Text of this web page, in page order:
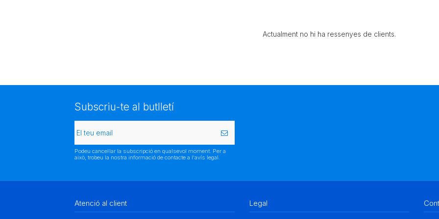
Actualment no hi ha ressenyes de clients.
Subscriu-te al butlletí
Podeu cancel·lar la subscripció en qualsevol moment. Per a
això, trobeu la nostra informació de contacte a l'avís legal.
Atenció al client Legal